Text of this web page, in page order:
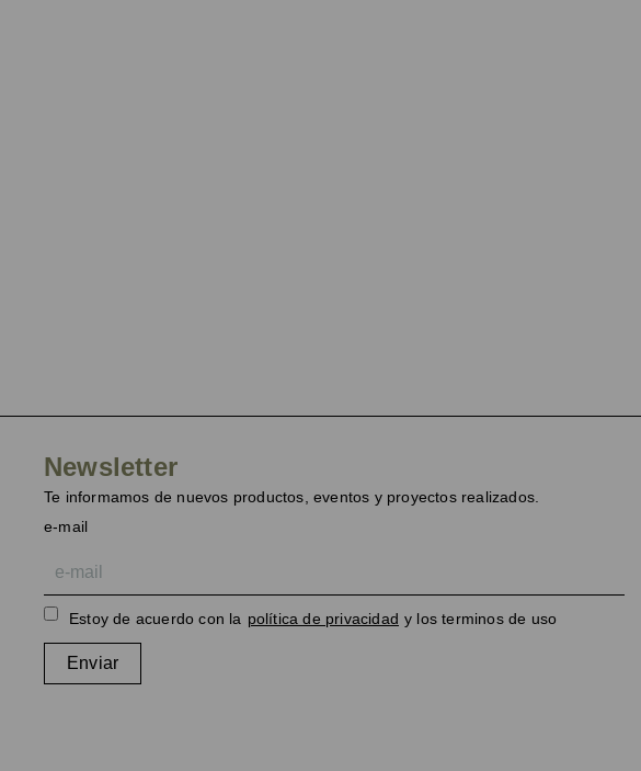
Newsletter
Te informamos de nuevos productos, eventos y proyectos realizados.
e-mail
Estoy de acuerdo con la política de privacidad y los terminos de uso
Enviar